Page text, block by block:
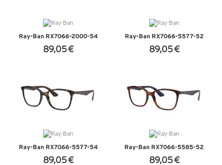
Ray-Ban RX7066-2000-54
89,05 €
Ray-Ban RX7066-5577-52
89,05 €
Ray-Ban RX7066-5577-54
89,05 €
Ray-Ban RX7066-5585-52
89,05 €